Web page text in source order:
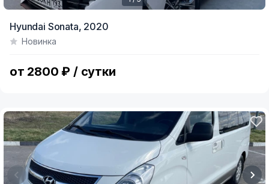
of
Hyundai Sonata, 2020
Новинка
от 2800 ₽ / сутки